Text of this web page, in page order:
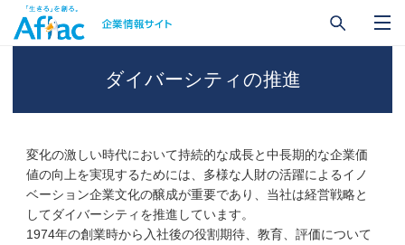
ダイバーシティの推進
変化の激しい時代において持続的な成長と中長期的な企業価
値の向上を実現するためには、多様な人財の活躍によるイノ
ベーション企業文化の醸成が重要であり、当社は経営戦略と
してダイバーシティを推進しています。
1974年の創業時から入社後の役割期待、教育、評価について